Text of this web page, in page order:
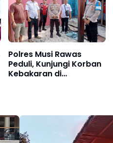
Polres Musi Rawas
Peduli, Kunjungi Korban
Kebakaran di